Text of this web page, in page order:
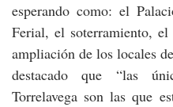
esperando como: el
Ferial, el soterramiento,
ampliación de los locales
destacado que “las
Torrelavega son las que